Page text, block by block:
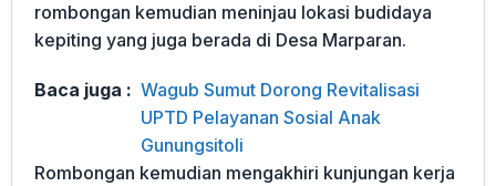
rombongan kemudian meninjau lokasi budidaya
kepiting yang juga berada di Desa Marparan.
Baca juga : Wagub Sumut Dorong Revitalisasi
UPTD Pelayanan Sosial Anak
Gunungsitoli
Rombongan kemudian mengakhiri kunjungan kerja